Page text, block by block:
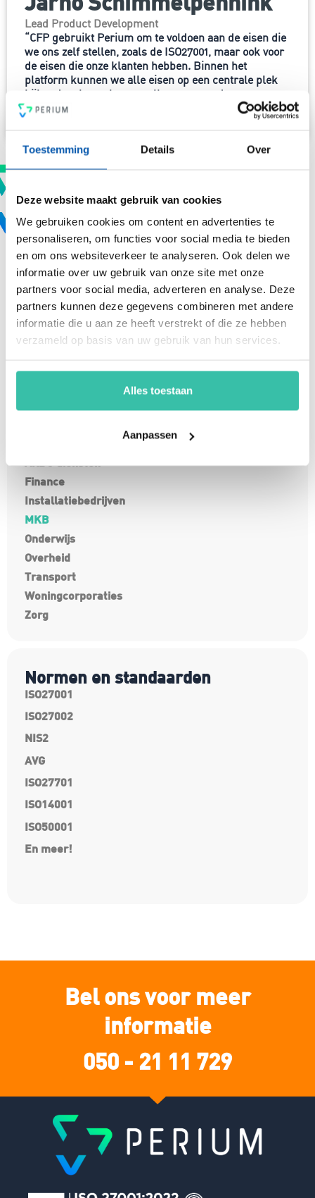
Toestemming Details Over
Deze website maakt gebruik van cookies
We gebruiken cookies om content en advertenties te
personaliseren, om functies voor social media te bieden
en om ons websiteverkeer te analyseren. Ook delen we
informatie over uw gebruik van onze site met onze
partners voor social media, adverteren en analyse. Deze
partners kunnen deze gegevens combineren met andere
informatie die u aan ze heeft verstrekt of die ze hebben
verzameld op basis van uw gebruik van hun services.
Alles toestaan
Aanpassen
Lead Product Development
“CFP gebruikt Perium om te voldoen aan de eisen die
we ons zelf stellen, zoals de ISO27001, maar ook voor
de eisen die onze klanten hebben. Binnen het
platform kunnen we alle eisen op een centrale plek
bijhouden, koppelen aan elkaar en aan de
bijbehorende documenten. Dit maakt dat we
Waar heb je nu behoefte aan?
Ik heb een vraag
hallo@perium.nl
050 - 21 11 729
Plan een demo
Free trail
Onze branches
Finance
Installatiebedrijven
MKB
Onderwijs
Overheid
Transport
Woningcorporaties
Zorg
Normen en standaarden
ISO27001
ISO27002
NIS2
AVG
ISO27701
ISO14001
ISO50001
En meer!
Bel ons voor meer
informatie
050 - 21 11 729